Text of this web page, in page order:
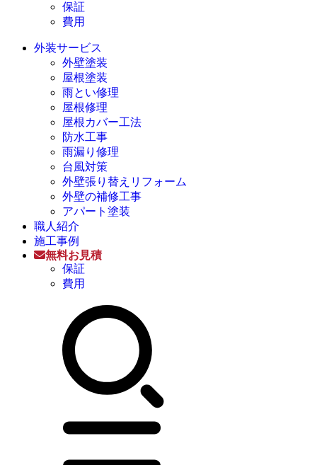
保証
費用
外装サービス
外壁塗装
屋根塗装
雨とい修理
屋根修理
屋根カバー工法
防水工事
雨漏り修理
台風対策
外壁張り替えリフォーム
外壁の補修工事
アパート塗装
職人紹介
施工事例
無料お見積
保証
費用